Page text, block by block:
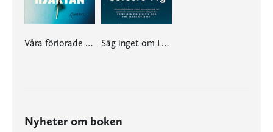
Våra förlorade hjärtan Säg inget om Lydia
Nyheter om boken